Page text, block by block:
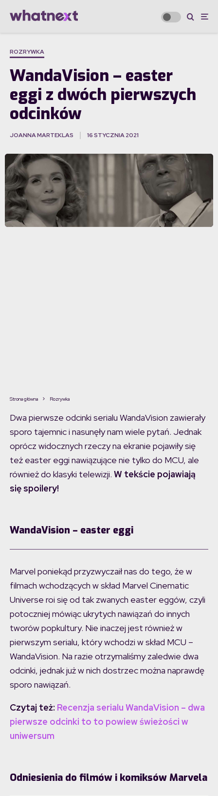
ROZRYWKA
WandaVision – easter
eggi z dwóch pierwszych
odcinków
JOANNA MARTEKLAS 16 STYCZNIA 2021
Strona główna Rozrywka
Dwa pierwsze odcinki serialu WandaVision zawierały
sporo tajemnic i nasunęły nam wiele pytań. Jednak
oprócz widocznych rzeczy na ekranie pojawiły się
też easter eggi nawiązujące nie tylko do MCU, ale
również do klasyki telewizji. W tekście pojawiają
się spoilery!
WandaVision – easter eggi
Marvel poniekąd przyzwyczaił nas do tego, że w
filmach wchodzących w skład Marvel Cinematic
Universe roi się od tak zwanych easter eggów, czyli
potoczniej mówiąc ukrytych nawiązań do innych
tworów popkultury. Nie inaczej jest również w
pierwszym serialu, który wchodzi w skład MCU –
WandaVision. Na razie otrzymaliśmy zaledwie dwa
odcinki, jednak już w nich dostrzec można naprawdę
sporo nawiązań.
Czytaj też: Recenzja serialu WandaVision – dwa
pierwsze odcinki to to powiew świeżości w
uniwersum
Odniesienia do filmów i komiksów Marvela